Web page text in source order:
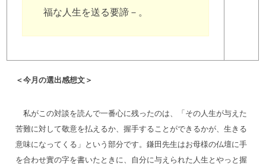
福な人生を送る要諦－。
＜今月の選出感想文＞
私がこの対談を読んで一番心に残ったのは、「その人生が与えた
苦難に対して敬意を払えるか、握手することができるかが、生きる
意味になってくる」という部分です。鎌田先生はお母様の仏壇に手
を合わせ實の字を書いたときに、自分に与えられた人生とやっと握